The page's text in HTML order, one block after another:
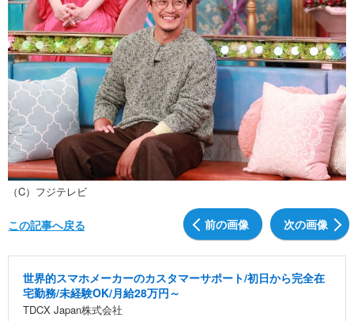
（C）フジテレビ
前の画像 次の画像
この記事へ戻る
世界的スマホメーカーのカスタマーサポート/初日から完全在
宅勤務/未経験OK/月給28万円～
TDCX Japan株式会社